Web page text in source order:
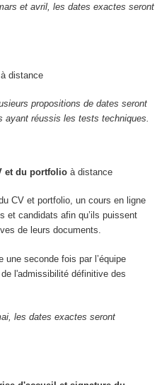
et avril, les dates exactes seront
à distance
propositions de dates seront
ayant réussis les tests techniques.
et du portfolio à distance
CV et portfolio, un cours en ligne
et candidats afin qu’ils puissent
de leurs documents.
une seconde fois par l’équipe
l'admissibilité définitive des
les dates exactes seront